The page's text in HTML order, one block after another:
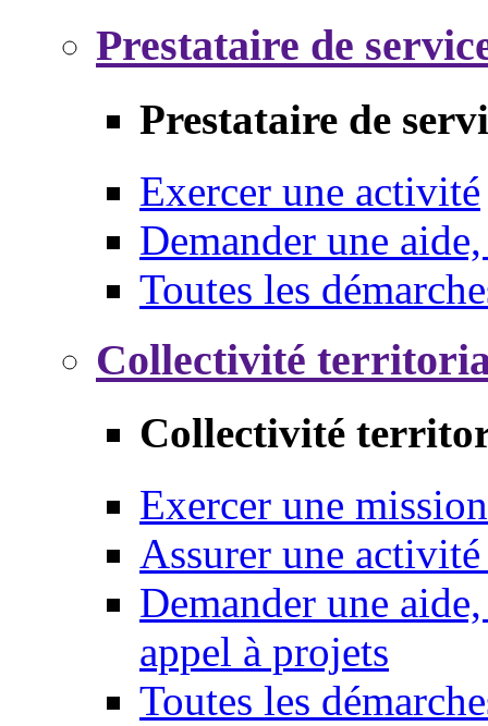
Prestataire de
Prestataire de
Exercer une activité
Demander une
Toutes les
Collectivité
Collectivité
Exercer une mission
Assurer une
Demander une
appel à projets
Toutes les